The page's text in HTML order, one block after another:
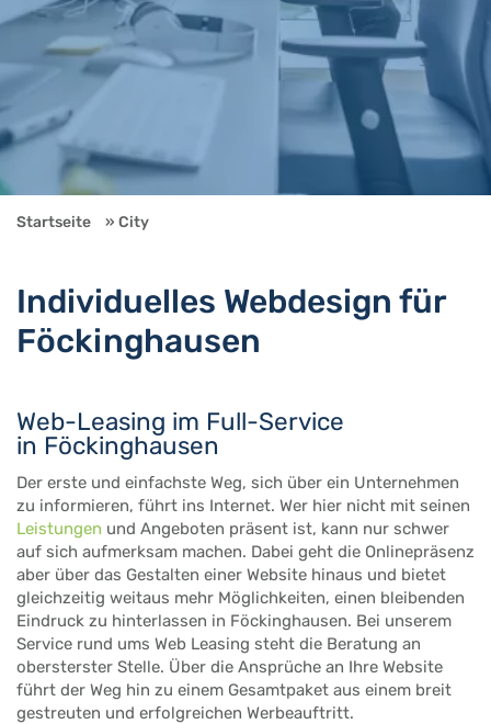
Startseite City
Individuelles Webdesign für
Föckinghausen
Web-Leasing im Full-Service
in Föckinghausen
Der erste und einfachste Weg, sich über ein Unternehmen
zu informieren, führt ins Internet. Wer hier nicht mit seinen
Leistungen und Angeboten präsent ist, kann nur schwer
auf sich aufmerksam machen. Dabei geht die Onlinepräsenz
aber über das Gestalten einer Website hinaus und bietet
gleichzeitig weitaus mehr Möglichkeiten, einen bleibenden
Eindruck zu hinterlassen in Föckinghausen. Bei unserem
Service rund ums Web Leasing steht die Beratung an
obersterster Stelle. Über die Ansprüche an Ihre Website
führt der Weg hin zu einem Gesamtpaket aus einem breit
gestreuten und erfolgreichen Werbeauftritt.